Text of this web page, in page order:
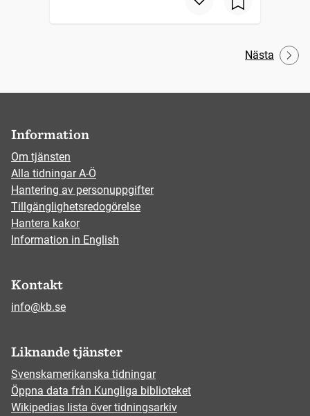
Nästa
Information
Om tjänsten
Alla tidningar A-Ö
Hantering av personuppgifter
Tillgänglighetsredogörelse
Hantera kakor
Information in English
Kontakt
info@kb.se
Liknande tjänster
Svenskamerikanska tidningar
Öppna data från Kungliga biblioteket
Wikipedias lista över tidningsarkiv